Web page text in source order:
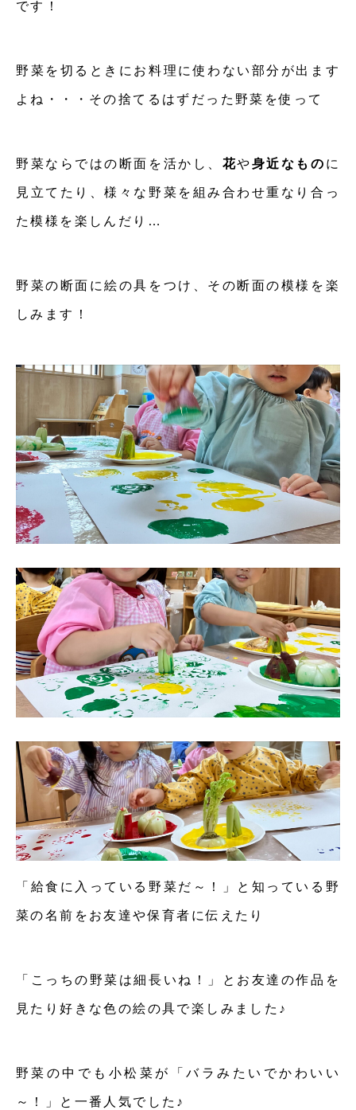
です！
野菜を切るときにお料理に使わない部分が出ます
よね・・・その捨てるはずだった野菜を使って
野菜ならではの断面を活かし、 花や身近なもの に
見立てたり、様々な野菜を組み合わせ重なり合っ
た模様を楽しんだり…
野菜の断面に絵の具をつけ、その断面の模様を楽
しみます！
「給食に入っている野菜だ～！」と知っている野
菜の名前をお友達や保育者に伝えたり
「こっちの野菜は細長いね！」とお友達の作品を
見たり好きな色の絵の具で楽しみました♪
野菜の中でも小松菜が「バラみたいでかわいい
～！」と一番人気でした♪